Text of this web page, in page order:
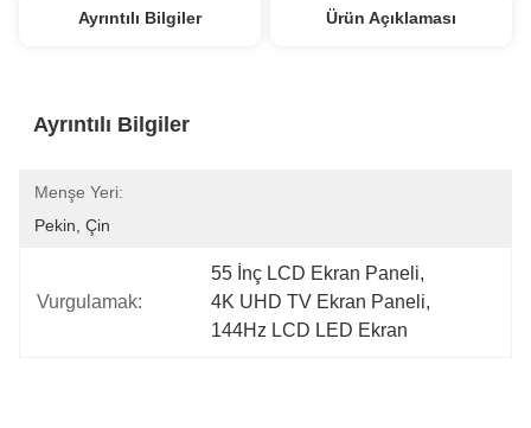
Ayrıntılı Bilgiler Ürün Açıklaması
Ayrıntılı Bilgiler
Menşe Yeri:
Pekin, Çin
Vurgulamak:
55 İnç LCD Ekran Paneli,
4K UHD TV Ekran Paneli,
144Hz LCD LED Ekran